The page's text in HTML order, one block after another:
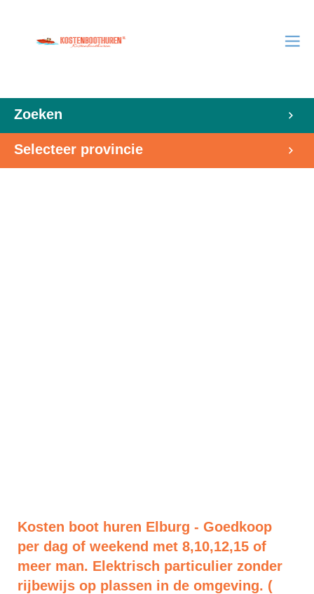
Zoeken
Selecteer provincie
Kosten boot huren Elburg - Goedkoop
per dag of weekend met 8,10,12,15 of
meer man. Elektrisch particulier zonder
rijbewijs op plassen in de omgeving. (